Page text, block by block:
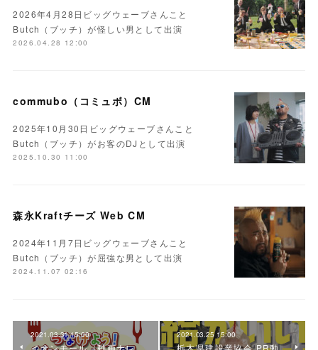
2026年4月28日ビッグウェーブさんこと
Butch（ブッチ）が怪しい男として出演
2026.04.28 12:00
commubo（コミュボ）CM
2025年10月30日ビッグウェーブさんこと
Butch（ブッチ）がお客のDJとして出演
2025.10.30 11:00
森永Kraftチーズ Web CM
2024年11月7日ビッグウェーブさんこと
Butch（ブッチ）が屈強な男として出演
2024.11.07 02:16
2021.03.31 15:00
イオンモール（動画ナレ
2021.03.25 15:00
栃木県建設業協会 PR動